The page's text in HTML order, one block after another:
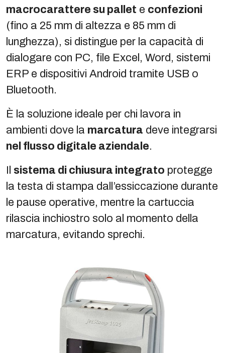
macrocarattere su pallet e confezioni
(fino a 25 mm di altezza e 85 mm di
lunghezza), si distingue per la capacità di
dialogare con PC, file Excel, Word, sistemi
ERP e dispositivi Android tramite USB o
Bluetooth.
È la soluzione ideale per chi lavora in
ambienti dove la marcatura deve integrarsi
nel flusso digitale aziendale.
Il sistema di chiusura integrato protegge
la testa di stampa dall’essiccazione durante
le pause operative, mentre la cartuccia
rilascia inchiostro solo al momento della
marcatura, evitando sprechi.